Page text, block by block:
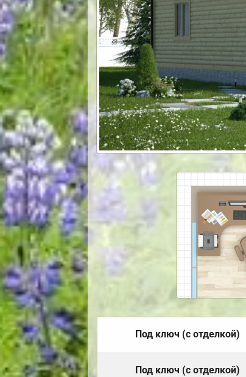
Под ключ (с отделкой)
Под ключ (с отделкой)